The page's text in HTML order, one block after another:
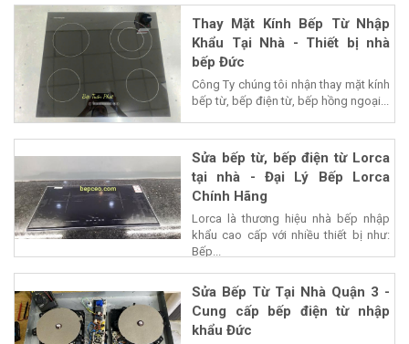
Thay Mặt Kính Bếp Từ Nhập
Khẩu Tại Nhà - Thiết bị nhà
bếp Đức
Công Ty chúng tôi nhận thay mặt kính
bếp từ, bếp điện từ, bếp hồng ngoại...
Sửa bếp từ, bếp điện từ Lorca
tại nhà - Đại Lý Bếp Lorca
Chính Hãng
Lorca là thương hiệu nhà bếp nhập
khẩu cao cấp với nhiều thiết bị như:
Bếp...
Sửa Bếp Từ Tại Nhà Quận 3 -
Cung cấp bếp điện từ nhập
khẩu Đức